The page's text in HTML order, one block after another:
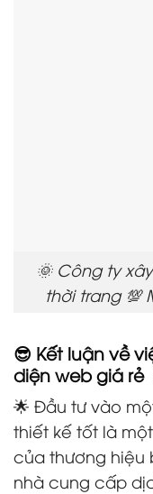
🌞 Công ty
thời trang 💯
😎 Kết luận về
diện web giá rẻ
🌟 Đầu tư vào
thiết kế tốt là
của thương hiệu
nhà cung cấp